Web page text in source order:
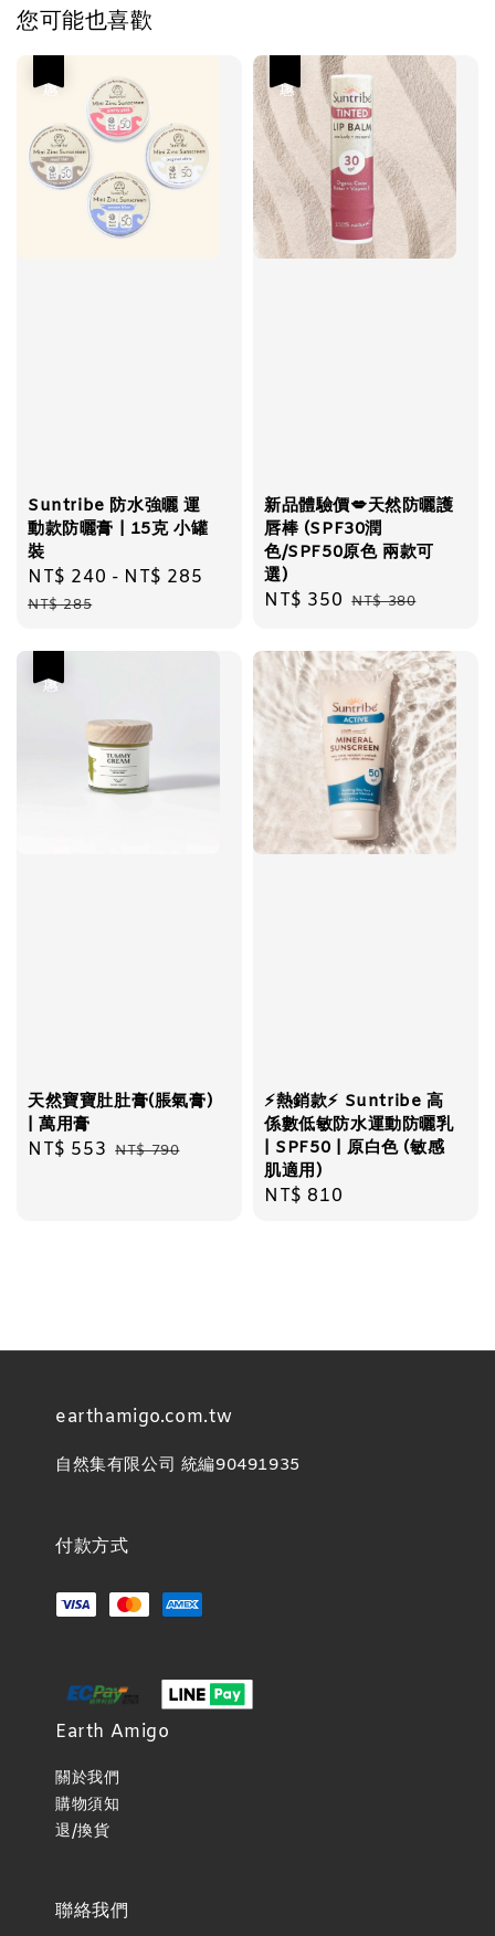
您可能也喜歡
Suntribe 防水強曬 運
動款防曬膏 | 15克 小罐
裝
Sale
price
NT$ 240 - NT$ 285
Regular
NT$ 285
新品體驗價💋天然防曬護
唇棒 (SPF30潤
色/SPF50原色 兩款可
選)
Sale
NT$ 350 Regular
NT$ 380
天然寶寶肚肚膏(脹氣膏)
| 萬用膏
Sale
NT$ 553 Regular
NT$ 790
⚡️熱銷款⚡️ Suntribe 高
係數低敏防水運動防曬乳
| SPF50 | 原白色 (敏感
肌適用)
Regular
NT$ 810
earthamigo.com.tw
自然集有限公司 統編90491935
付款方式
Earth Amigo
關於我們
購物須知
退/換貨
聯絡我們